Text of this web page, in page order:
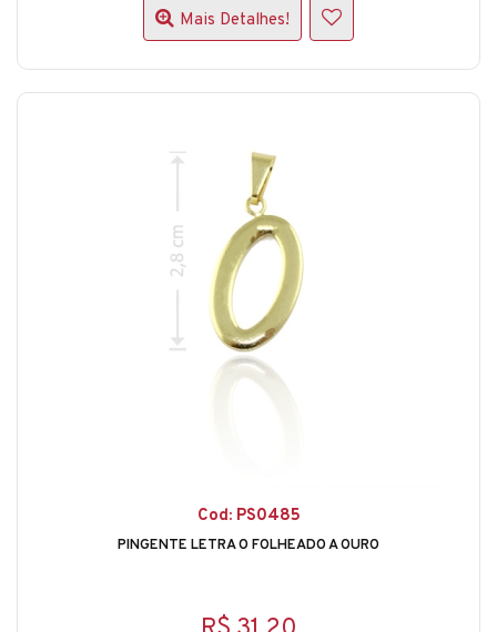
Mais Detalhes!
Cod: PS0485
PINGENTE LETRA O FOLHEADO A OURO